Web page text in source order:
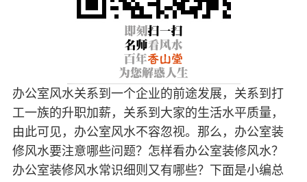
办公室风水关系到一个企业的前途发展，关系到打
工一族的升职加薪，关系到大家的生活水平质量，
由此可见，办公室风水不容忽视。那么，办公室装
修风水要注意哪些问题？怎样看办公室装修风水？
办公室装修风水常识细则又有哪些？下面是小编总